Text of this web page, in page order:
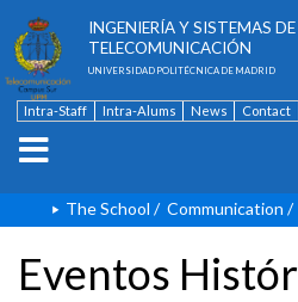
INGENIERÍA Y SISTEMAS DE
TELECOMUNICACIÓN
UNIVERSIDAD POLITÉCNICA DE MADRID
Intra-Staff Intra-Alums News Contact
The School / Communication /
Eventos